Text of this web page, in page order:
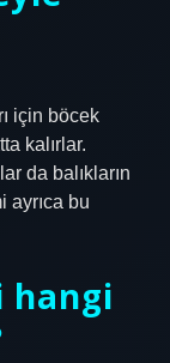
için böcek
kalırlar.
da balıkların
ayrıca bu
hangi